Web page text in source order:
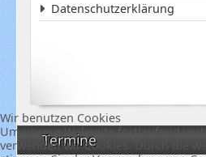
Termine
Datenschutzerklärung
Wir benutzen Cookies
Um unsere Webseite fortlaufend
verwenden wir Cookies. Durch die